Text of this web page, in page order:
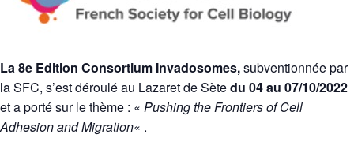
La 8e Edition Consortium Invadosomes,subventionnée par
la SFC, s’est déroulé au Lazaret de Sètedu 04 au 07/10/2022
et a porté sur le thème : « Pushing the Frontiers of Cell
Adhesion and Migration« .